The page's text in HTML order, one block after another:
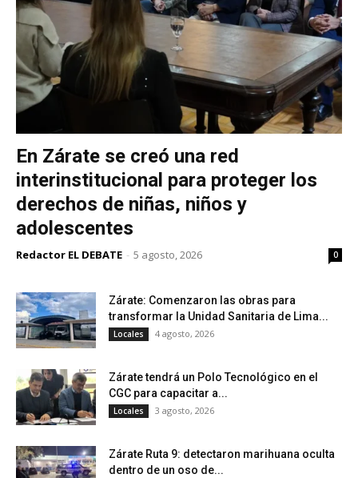
En Zárate se creó una red
interinstitucional para proteger los
derechos de niñas, niños y
adolescentes
Redactor EL DEBATE - 5 agosto, 2026 0
Zárate: Comenzaron las obras para
transformar la Unidad Sanitaria de Lima...
Locales 4 agosto, 2026
Zárate tendrá un Polo Tecnológico en el
CGC para capacitar a...
Locales 3 agosto, 2026
Zárate Ruta 9: detectaron marihuana oculta
dentro de un oso de...